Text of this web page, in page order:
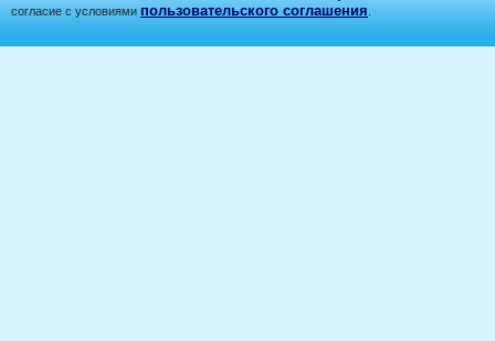
согласие с условиями пользовательского соглашения